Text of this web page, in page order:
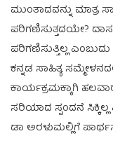
ಮುಂತಾದವನ್ನು ಮಾತ್ರ
ಪರಿಗಣಿಸುತ್ತದಯೇ? ದಾಸ
ಪರಿಗಣಿಸುತ್ತಿಲ್ಲ
ಕನ್ನಡ ಸಾಹಿತ್ಯ
ಕಾರ್ಯಕ್ರಮಕ್ಕಾಗಿ
ಸರಿಯಾದ ಸ್ಪಂದನೆ
ಡಾ ಅರಳುಮಲ್ಲಿಗೆ